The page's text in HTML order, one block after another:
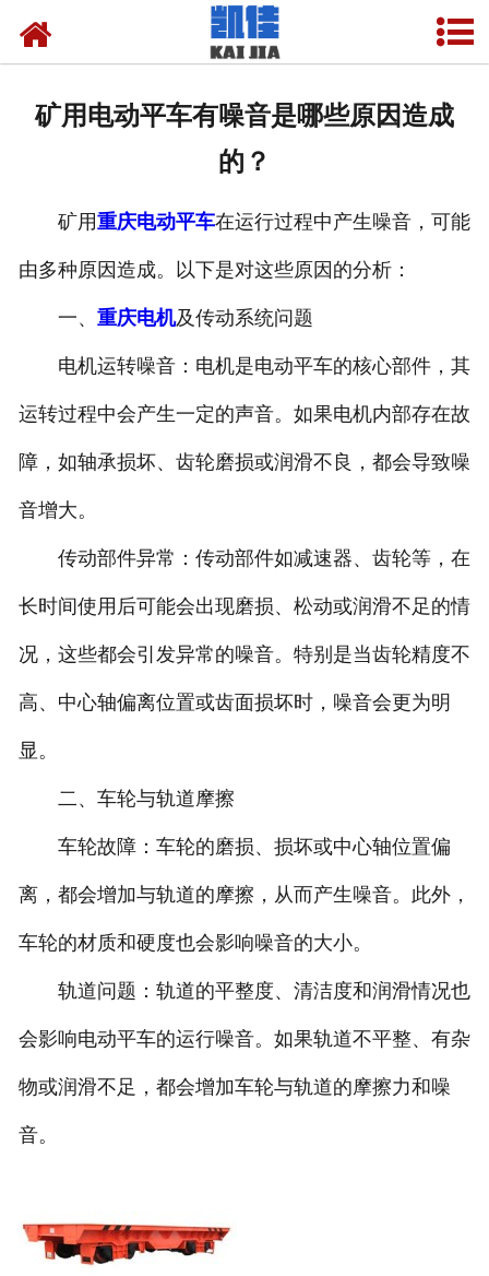
联系我们
矿用电动平车有噪音是哪些原因造成
的？
矿用重庆电动平车在运行过程中产生噪音，可能
由多种原因造成。以下是对这些原因的分析：
一、 重庆电机及传动系统问题
电机运转噪音：电机是电动平车的核心部件，其
运转过程中会产生一定的声音。如果电机内部存在故
障，如轴承损坏、齿轮磨损或润滑不良，都会导致噪
音增大。
传动部件异常：传动部件如减速器、齿轮等，在
长时间使用后可能会出现磨损、松动或润滑不足的情
况，这些都会引发异常的噪音。特别是当齿轮精度不
高、中心轴偏离位置或齿面损坏时，噪音会更为明
显。
二、车轮与轨道摩擦
车轮故障：车轮的磨损、损坏或中心轴位置偏
离，都会增加与轨道的摩擦，从而产生噪音。此外，
车轮的材质和硬度也会影响噪音的大小。
轨道问题：轨道的平整度、清洁度和润滑情况也
会影响电动平车的运行噪音。如果轨道不平整、有杂
物或润滑不足，都会增加车轮与轨道的摩擦力和噪
音。